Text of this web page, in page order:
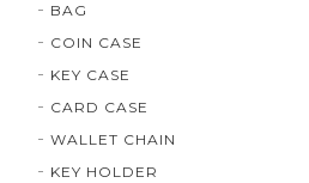
BAG
COIN CASE
KEY CASE
CARD CASE
WALLET CHAIN
KEY HOLDER